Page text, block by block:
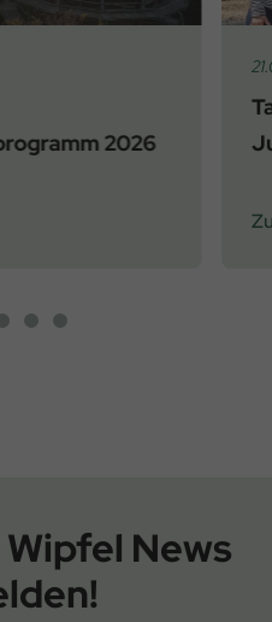
2026
News